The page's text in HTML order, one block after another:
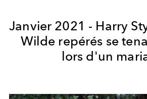
Janvier 2021 - Harry
Wilde repérés se
lors d'un